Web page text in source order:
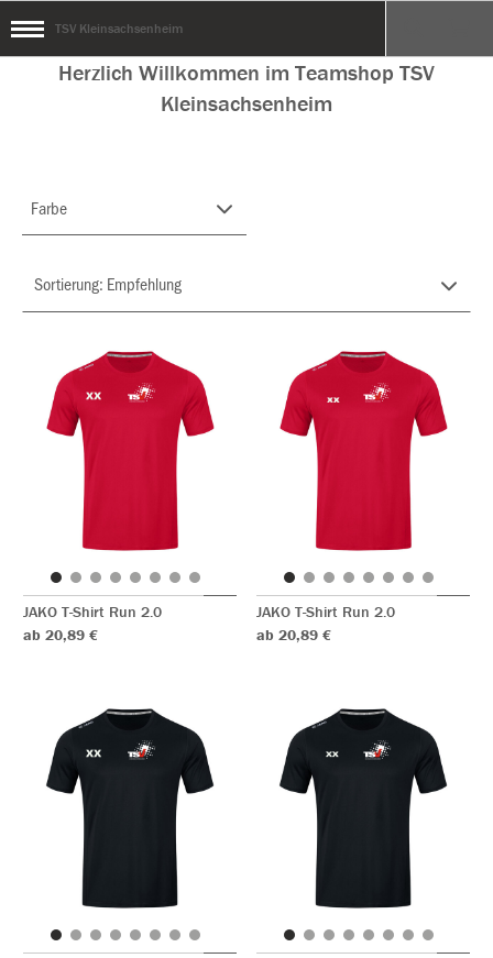
TSV Kleinsachsenheim
Herzlich Willkommen im Teamshop TSV
Kleinsachsenheim
Farbe
JAKO T-Shirt Run 2.0
ab 20,89 €
JAKO T-Shirt Run 2.0
ab 20,89 €